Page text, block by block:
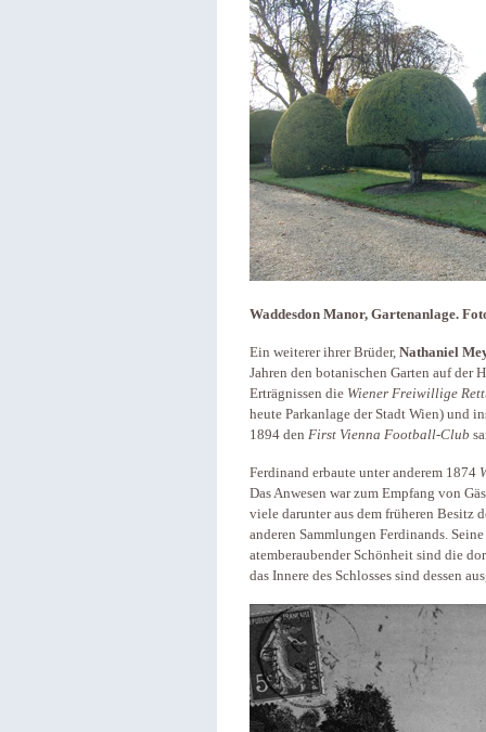
Waddesdon Manor, Gartenanlage.
Ein weiterer ihrer Brüder, Nathaniel
Jahren den botanischen Garten auf der
Erträgnissen die Wiener Freiwillige
heute Parkanlage der Stadt Wien) und
1894 den First Vienna Football-Club
Ferdinand erbaute unter anderem 1874
Das Anwesen war zum Empfang von
viele darunter aus dem früheren Besitz
anderen Sammlungen Ferdinands. Seine
atemberaubender Schönheit sind die
das Innere des Schlosses sind dessen